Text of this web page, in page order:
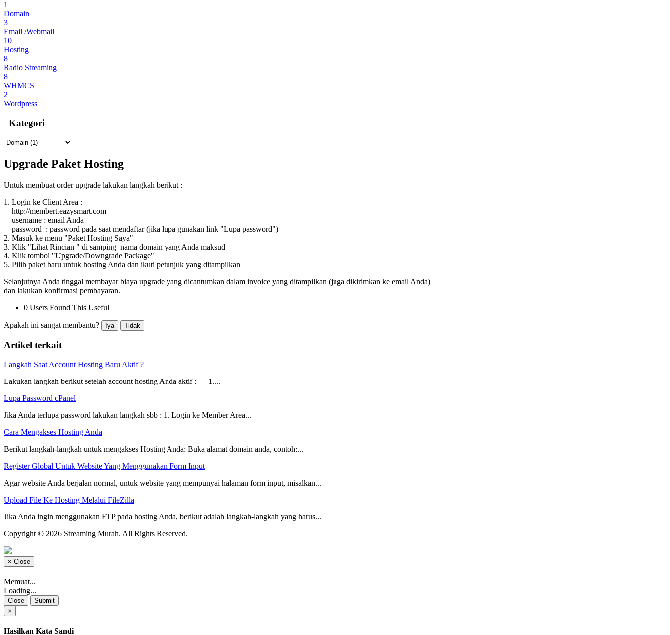
1
Domain
3
Email /Webmail
10
Hosting
8
Radio Streaming
8
WHMCS
2
Wordpress
Kategori
Upgrade Paket Hosting
Untuk membuat order upgrade lakukan langkah berikut :
1. Login ke Client Area :
http://membert.eazysmart.com
username : email Anda
password : password pada saat mendaftar (jika lupa gunakan link "Lupa password")
2. Masuk ke menu "Paket Hosting Saya"
3. Klik "Lihat Rincian " di samping nama domain yang Anda maksud
4. Klik tombol "Upgrade/Downgrade Package"
5. Pilih paket baru untuk hosting Anda dan ikuti petunjuk yang ditampilkan
Selanjutnya Anda tinggal membayar biaya upgrade yang dicantumkan dalam invoice yang ditampilkan (juga dikirimkan ke email Anda)
dan lakukan konfirmasi pembayaran.
0 Users Found This Useful
Apakah ini sangat membantu? Iya Tidak
Artikel terkait
Langkah Saat Account Hosting Baru Aktif ?
Lakukan langkah berikut setelah account hosting Anda aktif : 1....
Lupa Password cPanel
Jika Anda terlupa password lakukan langkah sbb : 1. Login ke Member Area...
Cara Mengakses Hosting Anda
Berikut langkah-langkah untuk mengakses Hosting Anda: Buka alamat domain anda, contoh:...
Register Global Untuk Website Yang Menggunakan Form Input
Agar website Anda berjalan normal, untuk website yang mempunyai halaman form input, misalkan...
Upload File Ke Hosting Melalui FileZilla
Jika Anda ingin menggunakan FTP pada hosting Anda, berikut adalah langkah-langkah yang harus...
Copyright © 2026 Streaming Murah. All Rights Reserved.
× Close
Memuat...
Loading...
Close
Submit
×
Hasilkan Kata Sandi